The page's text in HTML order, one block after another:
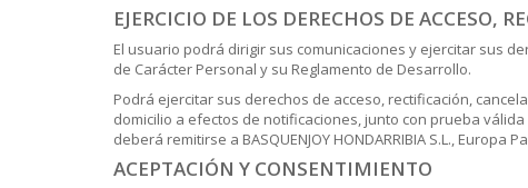
EJERCICIO DE LOS DERECHOS DE ACCESO,
El usuario podrá dirigir sus comunicaciones y ejercitar sus
de Carácter Personal y su Reglamento de Desarrollo.
Podrá ejercitar sus derechos de acceso, rectificación,
domicilio a efectos de notificaciones, junto con prueba
deberá remitirse a BASQUENJOY HONDARRIBIA S.L., Europa
ACEPTACIÓN Y CONSENTIMIENTO